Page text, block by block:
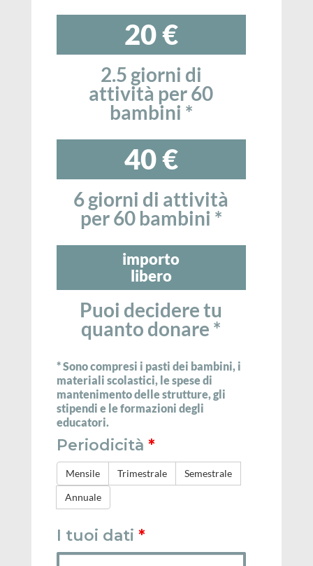
20 €
2.5 giorni di
attività per 60
bambini *
40 €
6 giorni di attività
per 60 bambini *
importo
libero
Puoi decidere tu
quanto donare *
* Sono compresi i pasti dei bambini, i
materiali scolastici, le spese di
mantenimento delle strutture, gli
stipendi e le formazioni degli
educatori.
Periodicità *
Mensile Trimestrale
Semestrale
Annuale
I tuoi dati *